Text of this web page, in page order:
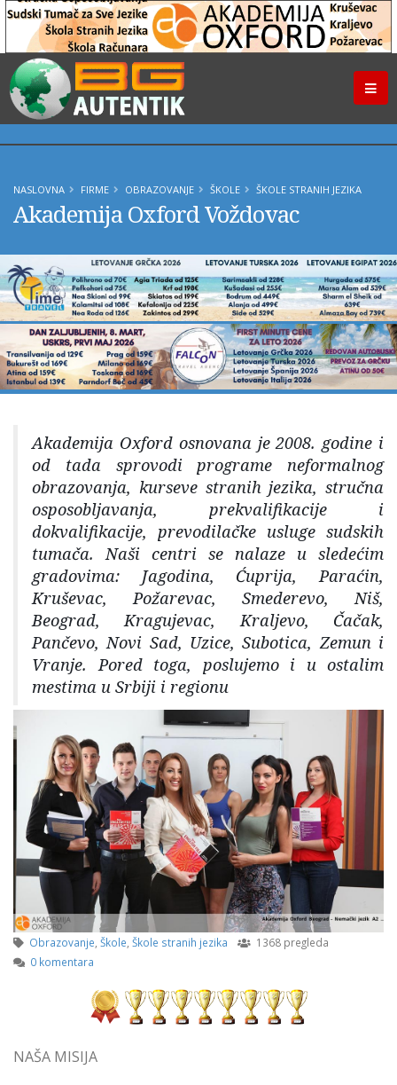
NASLOVNA FIRME OBRAZOVANJE ŠKOLE ŠKOLE STRANIH JEZIKA
Akademija Oxford Voždovac
Akademija Oxford osnovana je 2008. godine i
od tada sprovodi programe neformalnog
obrazovanja, kurseve stranih jezika, stručna
osposobljavanja, prekvalifikacije i
dokvalifikacije, prevodilačke usluge sudskih
tumača. Naši centri se nalaze u sledećim
gradovima: Jagodina, Ćuprija, Paraćin,
Kruševac, Požarevac, Smederevo, Niš,
Beograd, Kragujevac, Kraljevo, Čačak,
Pančevo, Novi Sad, Uzice, Subotica, Zemun i
Vranje. Pored toga, poslujemo i u ostalim
mestima u Srbiji i regionu
Obrazovanje Škole Škole stranih jezika
1368 pregleda
0 komentara
NAŠA MISIJA